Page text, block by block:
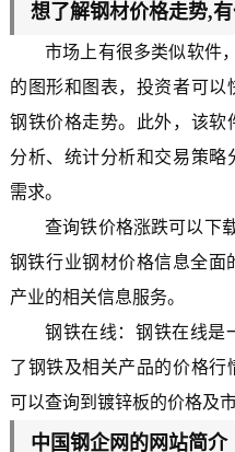
想了解钢材价格走势,
市场上有很多类似软件
的图形和图表，投资者可以
钢铁价格走势。此外，该软
分析、统计分析和交易策
需求。
查询铁价格涨跌可以下
钢铁行业钢材价格信息全面
产业的相关信息服务。
钢铁在线：钢铁在线是
了钢铁及相关产品的价格行
可以查询到镀锌板的价格及市
中国钢企网的网站简介